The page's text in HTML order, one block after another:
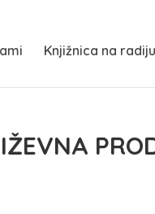
Knjižnica na radiju